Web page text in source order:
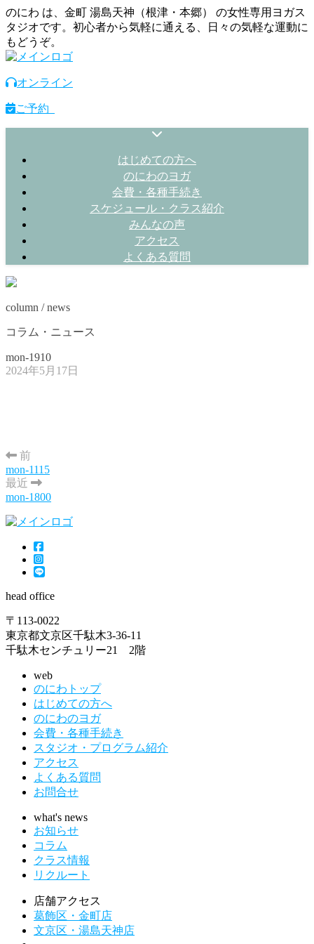
のにわ は、金町 湯島天神（根津・本郷） の女性専用ヨガス
タジオです。初心者から気軽に通える、日々の気軽な運動に
もどうぞ。
オンライン
ご予約
はじめての方へ
のにわのヨガ
会費・各種手続き
スケジュール・クラス紹介
みんなの声
アクセス
よくある質問
column / news
コラム・ニュース
mon-1910
2024年5月17日
前
mon-1115
最近
mon-1800
head office
〒113-0022
東京都文京区千駄木3-36-11
千駄木センチュリー21 2階
web
のにわトップ
はじめての方へ
のにわのヨガ
会費・各種手続き
スタジオ・プログラム紹介
アクセス
よくある質問
お問合せ
what's news
お知らせ
コラム
クラス情報
リクルート
店舗アクセス
葛飾区・金町店
文京区・湯島天神店